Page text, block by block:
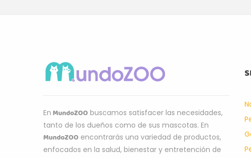
En MundoZOO buscamos satisfacer las necesidades,
tanto de los dueños como de sus mascotas. En
MundoZOO encontrarás una variedad de productos,
enfocados en la salud, bienestar y entretención de